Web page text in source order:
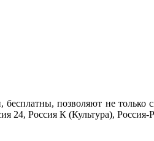
позволяют не
24, Россия К (Культура), Россия-